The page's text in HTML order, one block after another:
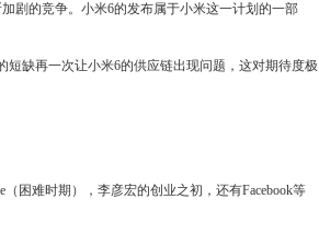
剧的竞争。小米6的发布属于小米这一计划的一部
缺再一次让小米6的供应链出现问题，这对期待度极
困难时期），李彦宏的创业之初，还有Facebook等